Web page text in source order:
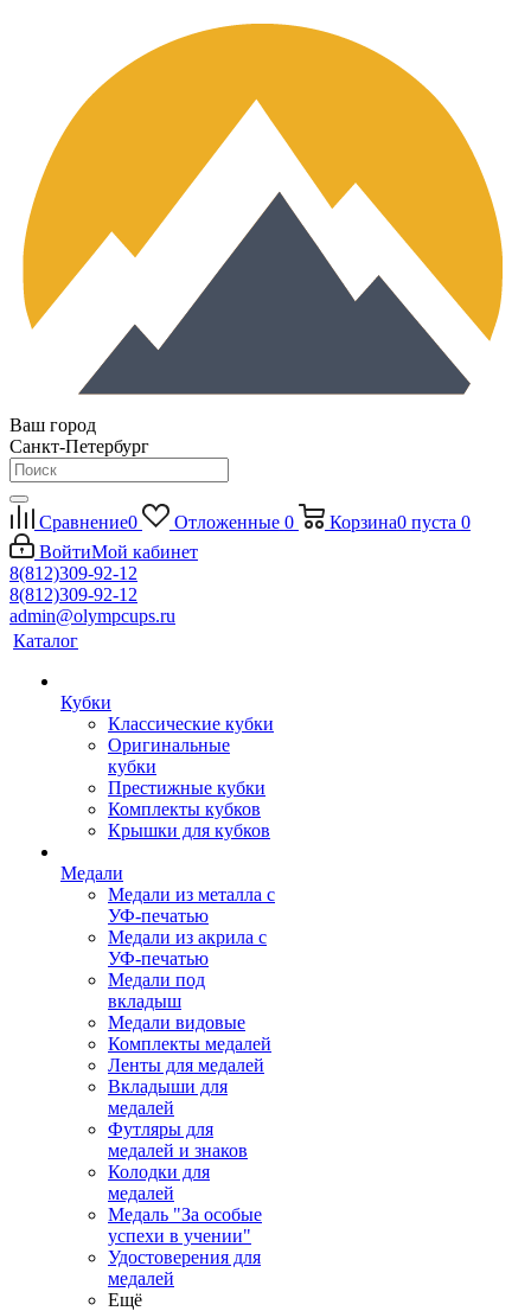
Ваш город
Санкт-Петербург
Сравнение0 Отложенные 0 Корзина0 пуста 0
ВойтиМой кабинет
8(812)309-92-12
8(812)309-92-12
admin@olympcups.ru
Каталог
Кубки
Классические кубки
Оригинальные
кубки
Престижные кубки
Комплекты кубков
Крышки для кубков
Медали
Медали из металла с
УФ-печатью
Медали из акрила с
УФ-печатью
Медали под
вкладыш
Медали видовые
Комплекты медалей
Ленты для медалей
Вкладыши для
медалей
Футляры для
медалей и знаков
Колодки для
медалей
Медаль "За особые
успехи в учении"
Удостоверения для
медалей
Ещё